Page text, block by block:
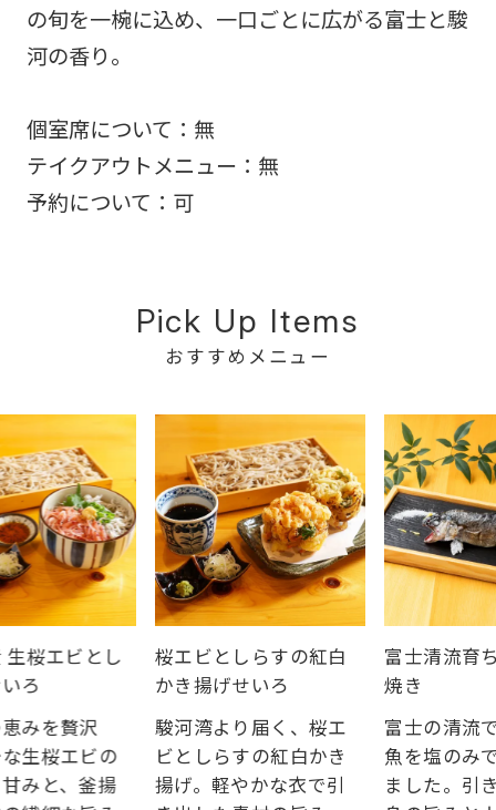
の旬を一椀に込め、一口ごとに広がる富士と駿
河の香り。
個室席について：無
テイクアウトメニュー：無
予約について：可
Pick Up Items
おすすめメニュー
桜エビとし
ろ
みを贅沢
生桜エビの
みと、釜揚
桜エビとしらすの紅白
かき揚げせいろ
駿河湾より届く、桜エ
ビとしらすの紅白かき
揚げ。軽やかな衣で引
富士清流育
焼き
富士の清流
魚を塩のみ
ました。引